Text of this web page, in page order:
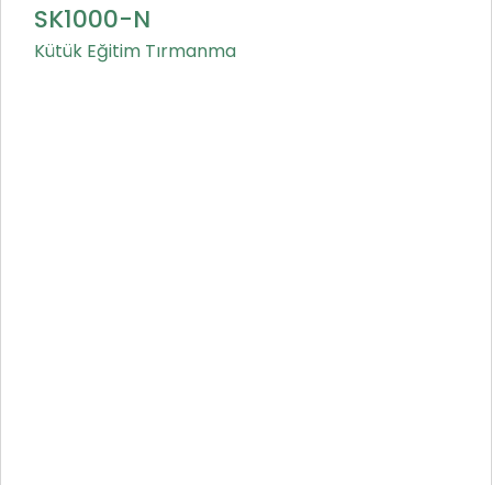
SK1000-N
Kütük Eğitim Tırmanma